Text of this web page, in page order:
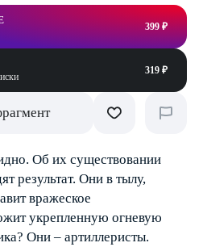
399 ₽
319 ₽
Об их существовании
результат. Они в тылу,
вражеское
укрепленную огневую
Они – артиллеристы.